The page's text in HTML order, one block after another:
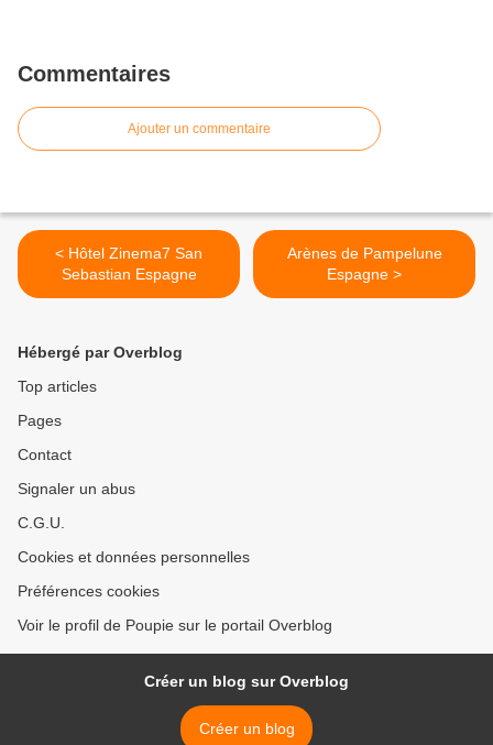
Commentaires
Ajouter un commentaire
< Hôtel Zinema7 San
Sebastian Espagne
Arènes de Pampelune
Espagne >
Hébergé par Overblog
Top articles
Pages
Contact
Signaler un abus
C.G.U.
Cookies et données personnelles
Préférences cookies
Voir le profil de Poupie sur le portail Overblog
Créer un blog sur Overblog
Créer un blog